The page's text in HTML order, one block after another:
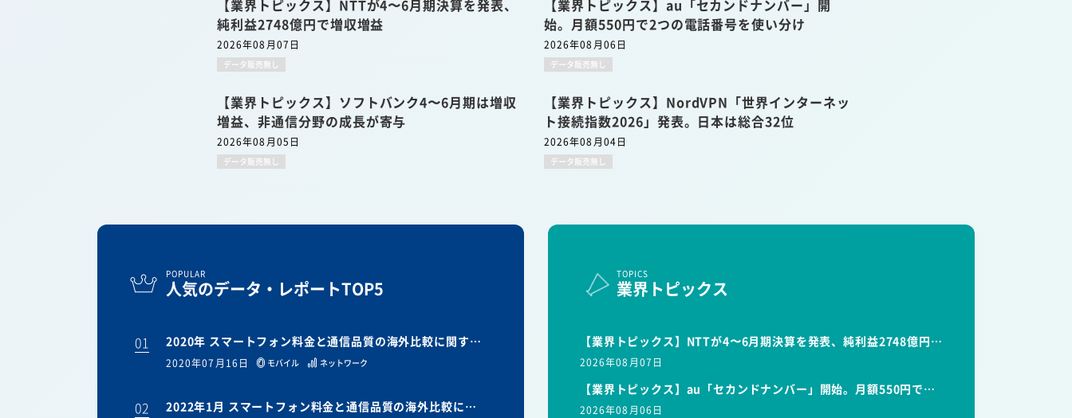
【業界トピックス】NTTが4〜6月期決算を発表、
純利益2748億円で増収増益
2026年08月07日
データ販売無し
【業界トピックス】au「セカンドナンバー」開
始。月額550円で2つの電話番号を使い分け
2026年08月06日
データ販売無し
【業界トピックス】ソフトバンク4〜6月期は増収
増益、非通信分野の成長が寄与
2026年08月05日
データ販売無し
【業界トピックス】NordVPN「世界インターネッ
ト接続指数2026」発表。日本は総合32位
2026年08月04日
データ販売無し
POPULAR
人気のデータ・レポートTOP5
01 2020年 スマートフォン料金と通信品質の海外比較に関す…
2020年07月16日 モバイル ネットワーク
02 2022年1月 スマートフォン料金と通信品質の海外比較に…
TOPICS
業界トピックス
【業界トピックス】NTTが4〜6月期決算を発表、純利益2748億円…
2026年08月07日
【業界トピックス】au「セカンドナンバー」開始。月額550円で…
2026年08月06日